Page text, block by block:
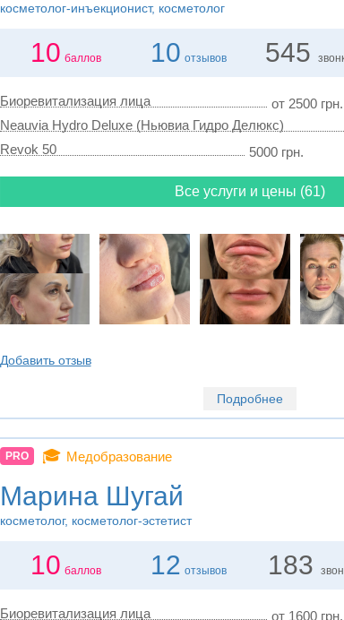
косметолог-инъекционист, косметолог
10 баллов 10 отзывов 545
Биоревитализация лица
от 2500
Neauvia Hydro Deluxe (Ньювиа Гидро Делюкс)
Revok 50
5000 грн.
Все услуги и цены (61)
Добавить отзыв
Подробнее
PRO 🎓 Медобразование
Марина Шугай
косметолог, косметолог-эстетист
10 баллов 12 отзывов 183
Биоревитализация лица
от 1600